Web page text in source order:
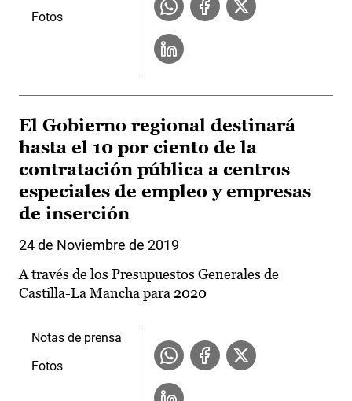
Fotos
El Gobierno regional destinará
hasta el 10 por ciento de la
contratación pública a centros
especiales de empleo y empresas
de inserción
24 de Noviembre de 2019
A través de los Presupuestos Generales de
Castilla-La Mancha para 2020
Notas de prensa
Fotos